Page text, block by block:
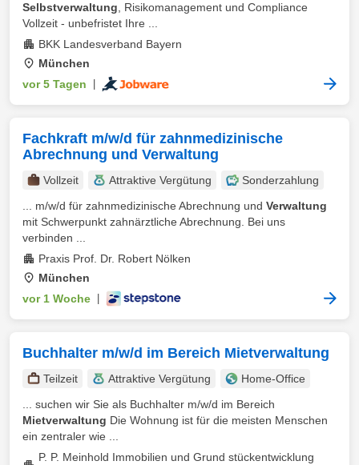
Selbstverwaltung , Risikomanagement und Compliance
Vollzeit - unbefristet Ihre ...
BKK Landesverband Bayern
München
vor 5 Tagen
Fachkraft m/w/d für zahnmedizinische
Abrechnung und Verwaltung
Vollzeit Attraktive Vergütung
Sonderzahlung
... m/w/d für zahnmedizinische Abrechnung und Verwaltung
mit Schwerpunkt zahnärztliche Abrechnung. Bei uns
verbinden ...
Praxis Prof. Dr. Robert Nölken
München
vor 1 Woche
Buchhalter m/w/d im Bereich Mietverwaltung
Teilzeit Attraktive Vergütung
Home-Office
... suchen wir Sie als Buchhalter m/w/d im Bereich
Mietverwaltung Die Wohnung ist für die meisten Menschen
ein zentraler wie ...
P. P. Meinhold Immobilien und Grund stückentwicklung